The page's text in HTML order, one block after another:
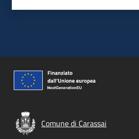
Comune di Carassai